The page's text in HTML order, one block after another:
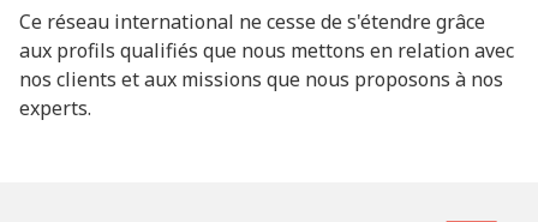
Ce réseau international ne cesse de s'étendre grâce
aux profils qualifiés que nous mettons en relation avec
nos clients et aux missions que nous proposons à nos
experts.